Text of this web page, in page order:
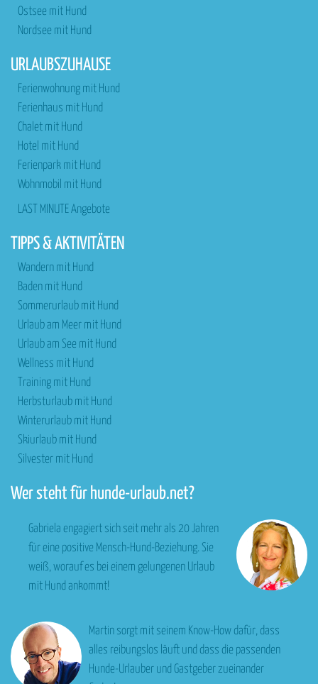
Ostsee mit Hund
Nordsee mit Hund
URLAUBSZUHAUSE
Ferienwohnung mit Hund
Ferienhaus mit Hund
Chalet mit Hund
Hotel mit Hund
Ferienpark mit Hund
Wohnmobil mit Hund
LAST MINUTE Angebote
TIPPS & AKTIVITÄTEN
Wandern mit Hund
Baden mit Hund
Sommerurlaub mit Hund
Urlaub am Meer mit Hund
Urlaub am See mit Hund
Wellness mit Hund
Training mit Hund
Herbsturlaub mit Hund
Winterurlaub mit Hund
Skiurlaub mit Hund
Silvester mit Hund
Wer steht für hunde-urlaub.net?
Gabriela engagiert sich seit mehr als 20 Jahren
für eine positive Mensch-Hund-Beziehung. Sie
weiß, worauf es bei einem gelungenen Urlaub
mit Hund ankommt!
Martin sorgt mit seinem Know-How dafür, dass
alles reibungslos läuft und dass die passenden
Hunde-Urlauber und Gastgeber zueinander